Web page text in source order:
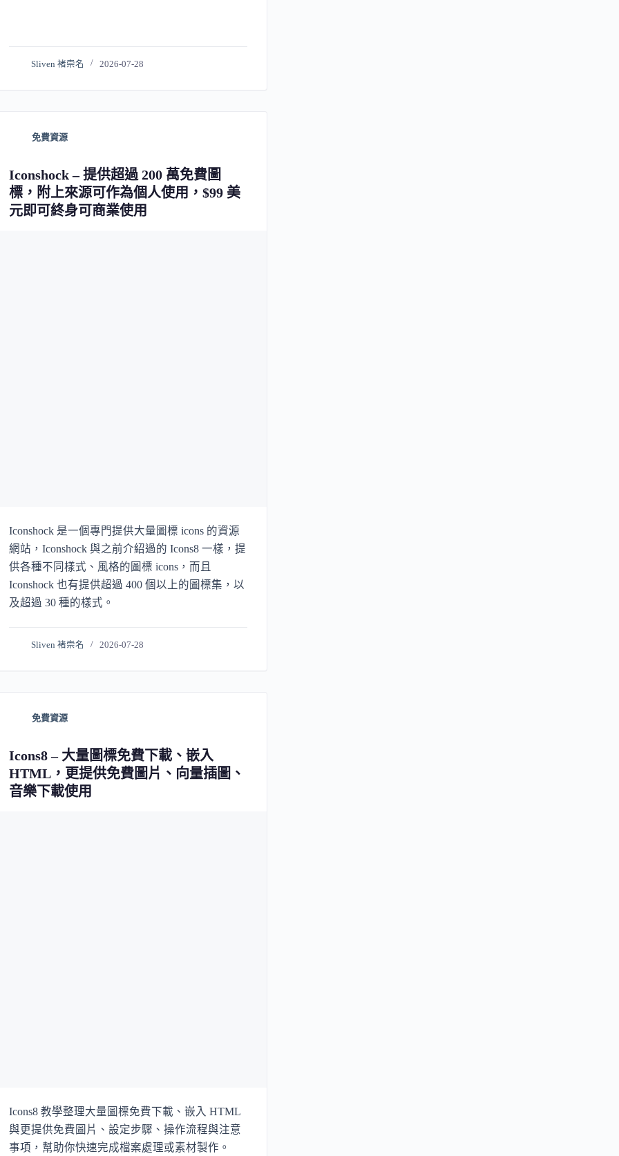
Sliven 褚崇名 2026-07-28
免費資源
Iconshock – 提供超過 200 萬免費圖
標，附上來源可作為個人使用，$99 美
元即可終身可商業使用
Iconshock 是一個專門提供大量圖標 icons 的資源
網站，Iconshock 與之前介紹過的 Icons8 一樣，提
供各種不同樣式、風格的圖標 icons，而且
Iconshock 也有提供超過 400 個以上的圖標集，以
及超過 30 種的樣式。
Sliven 褚崇名 2026-07-28
免費資源
Icons8 – 大量圖標免費下載、嵌入
HTML，更提供免費圖片、向量插圖、
音樂下載使用
Icons8 教學整理大量圖標免費下載、嵌入 HTML
與更提供免費圖片、設定步驟、操作流程與注意
事項，幫助你快速完成檔案處理或素材製作。